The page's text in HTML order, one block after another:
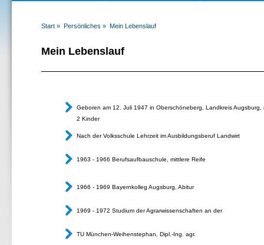
Start » Persönliches » Mein Lebenslauf
Mein Lebenslauf
Geboren am 12. Juli 1947 in Oberschöneberg, LandkreisAugsburg,
2 Kinder
Nach der Volksschule Lehrzeit im Ausbildungsberuf Landwirt
1963 - 1966 Berufsaufbauschule, mittlere Reife
1966 - 1969 Bayernkolleg Augsburg, Abitur
1969 - 1972 Studium der Agrarwissenschaften an der
TU München-Weihenstephan, Dipl.-Ing. agr.